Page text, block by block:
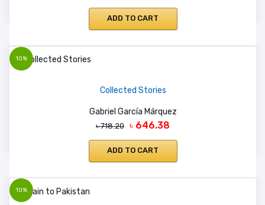
ADD TO CART
10%
Collected Stories
Gabriel García Márquez
৳ 718.20 ৳ 646.38
ADD TO CART
10%